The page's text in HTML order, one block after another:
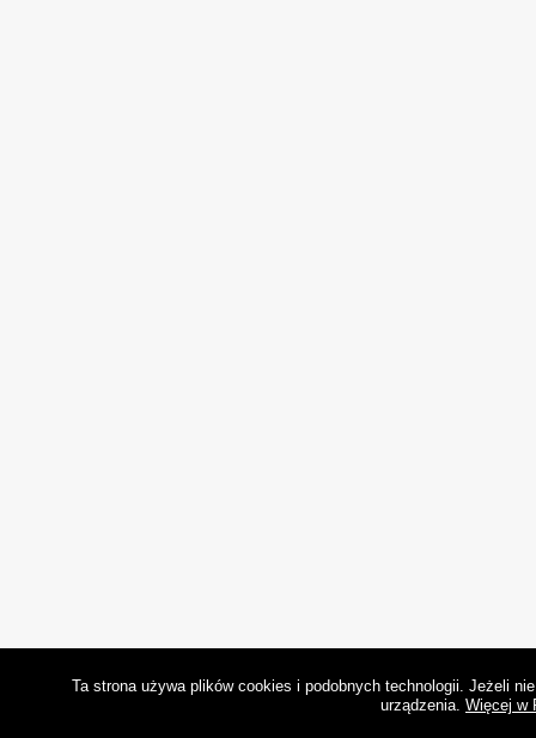
Ta strona używa plików cookies i podobnych technologii. Jeżeli
urządzenia. Więcej w